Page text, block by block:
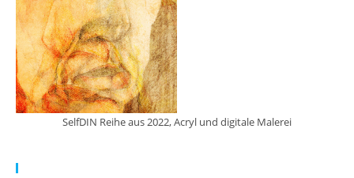
SelfDIN Reihe aus 2022, Acryl und digitale Malerei